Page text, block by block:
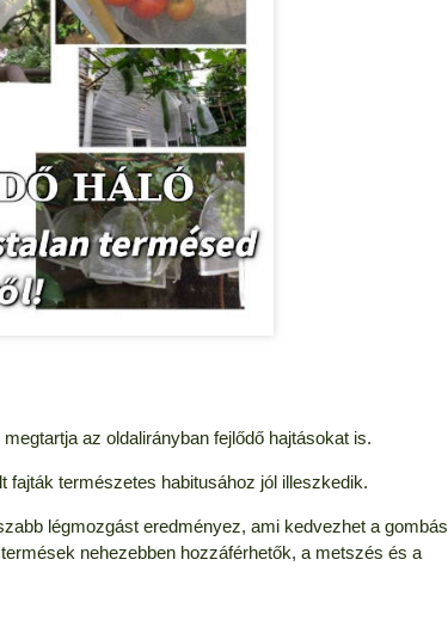
az oldalirányban fejlődő hajtásokat is.
természetes habitusához jól illeszkedik.
légmozgást eredményez, ami kedvezhet a gombás
nehezebben hozzáférhetők, a metszés és a